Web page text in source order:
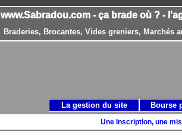
www.Sabradou.com - ça brade où ? -
Braderies, Brocantes, Vides greniers, Marchés
Une Inscription, une
La gestion du site Bourse